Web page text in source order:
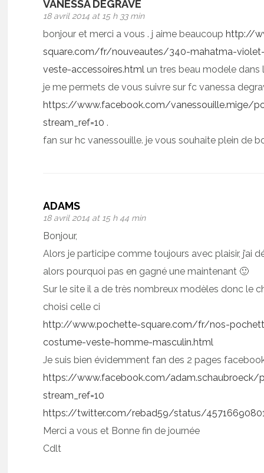
VANESSA DEGRAVE
18 avril 2014 at 15 h 33 min
bonjour et merci a vous . j aime beaucoup http://
square.com/fr/nouveautes/340-mahatma-
veste-accessoires.html un tres beau modele dans
je me permets de vous suivre sur fc vanessa
https://www.facebook.com/vanessouille.mige/
stream_ref=10 .
fan sur hc vanessouille. je vous souhaite plein de
ADAMS
18 avril 2014 at 15 h 44 min
Bonjour,
Alors je participe comme toujours avec plaisir, j’ai
alors pourquoi pas en gagné une maintenant 🙂
Sur le site il a de très nombreux modèles donc le
choisi celle ci
http://www.pochette-square.com/fr/nos-
costume-veste-homme-masculin.html
Je suis bien évidemment fan des 2 pages
https://www.facebook.com/adam.schaubroeck/
stream_ref=10
https://twitter.com/rebad59/status/
Merci a vous et Bonne fin de journée
Cdlt